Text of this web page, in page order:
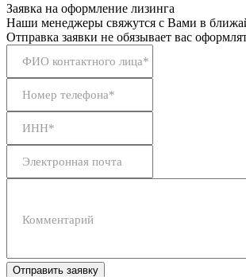
Заявка на оформление лизинга
Наши менеджеры свяжутся с Вами в
Отправка заявки не обязывает вас
ФИО контактного лица*
Номер телефона*
ИНН*
Электронная почта
Комментарий
Отправить заявку